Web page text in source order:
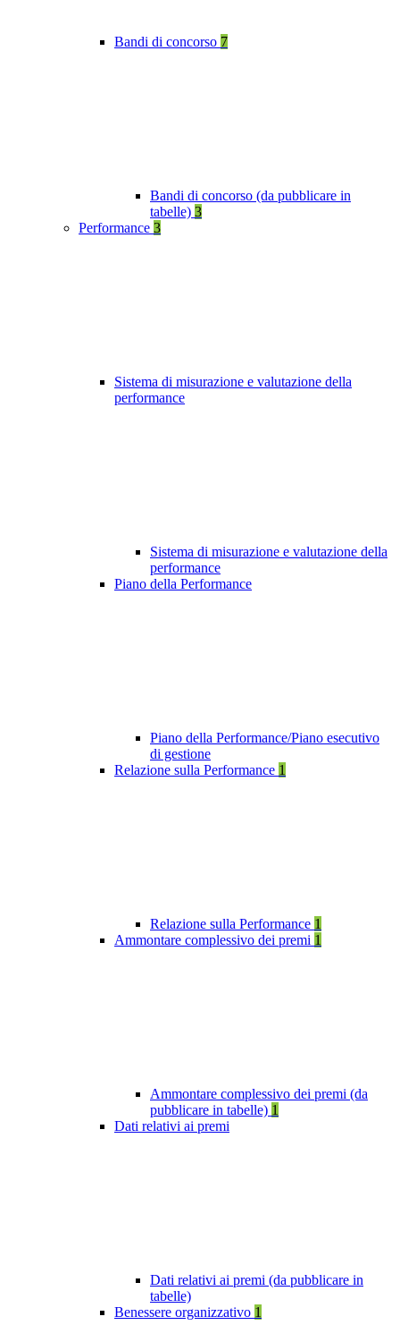
Bandi di concorso 7
Bandi di concorso (da pubblicare in
tabelle) 3
Performance 3
Sistema di misurazione e valutazione della
performance
Sistema di misurazione e valutazione della
performance
Piano della Performance
Piano della Performance/Piano esecutivo
di gestione
Relazione sulla Performance 1
Relazione sulla Performance 1
Ammontare complessivo dei premi 1
Ammontare complessivo dei premi (da
pubblicare in tabelle) 1
Dati relativi ai premi
Dati relativi ai premi (da pubblicare in
tabelle)
Benessere organizzativo 1